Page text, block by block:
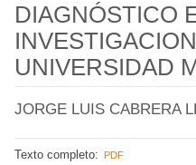
DIAGNÓSTICO
UNIVERSIDAD
JORGE LUIS CABRERA
Texto completo: PDF